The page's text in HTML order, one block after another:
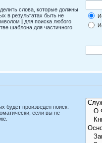
слова, которые должны
в результатах быть не
для поиска любого
шаблона для частичного
произведен поиск.
если вы не